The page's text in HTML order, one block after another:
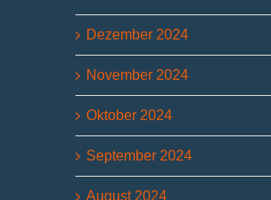
Dezember 2024
November 2024
Oktober 2024
September 2024
August 2024